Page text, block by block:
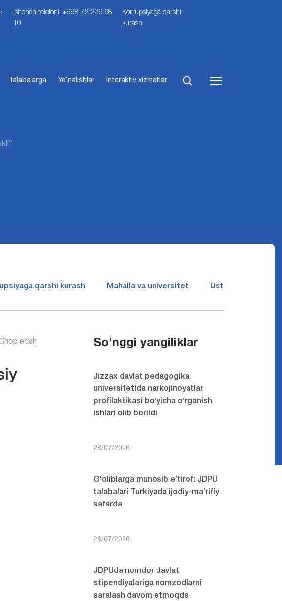
Ishonch telefoni: +998 72 226 68
10
Korrupsiyaga qarshi
kurash
Talabalarga Yo‘nalishlar Interaktiv xizmatlar
qarshi kurash Mahalla va universitet Ustozlar suhbatin
etish So'nggi yangiliklar
Jizzax davlat pedagogika
universitetida narkojinoyatlar
profilaktikasi bo‘yicha o‘rganish
ishlari olib borildi
28/07/2026
G‘oliblarga munosib e’tirof: JDPU
talabalari Turkiyada ijodiy-ma’rifiy
safarda
28/07/2026
JDPUda nomdor davlat
stipendiyalariga nomzodlarni
saralash davom etmoqda